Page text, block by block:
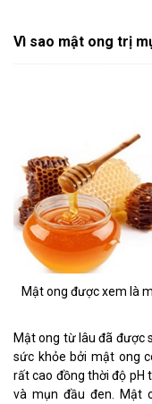
Vì sao mật ong trị
Mật ong được xem là
Mật ong từ lâu đã được
sức khỏe bởi mật ong
rất cao đồng thời độ pH
và mụn đầu đen. Mật